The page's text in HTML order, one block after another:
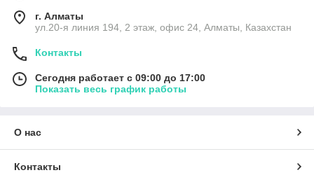
г. Алматы
ул.20-я линия 194, 2 этаж, офис 24, Алматы, Казахстан
Контакты
Сегодня работает с 09:00 до 17:00
Показать весь график работы
О нас
Контакты